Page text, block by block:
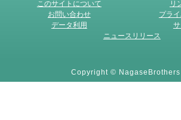
このサイトについて
リ
お問い合わせ
プラ
データ利用
ニュースリリース
Copyright ©